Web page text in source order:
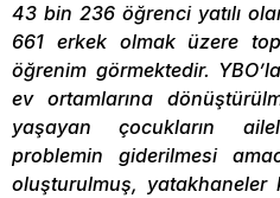
43 bin 236 öğrenci yatılı
661 erkek olmak üzere
öğrenim görmektedir.
ev ortamlarına
yaşayan çocukların
problemin giderilmesi
oluşturulmuş,